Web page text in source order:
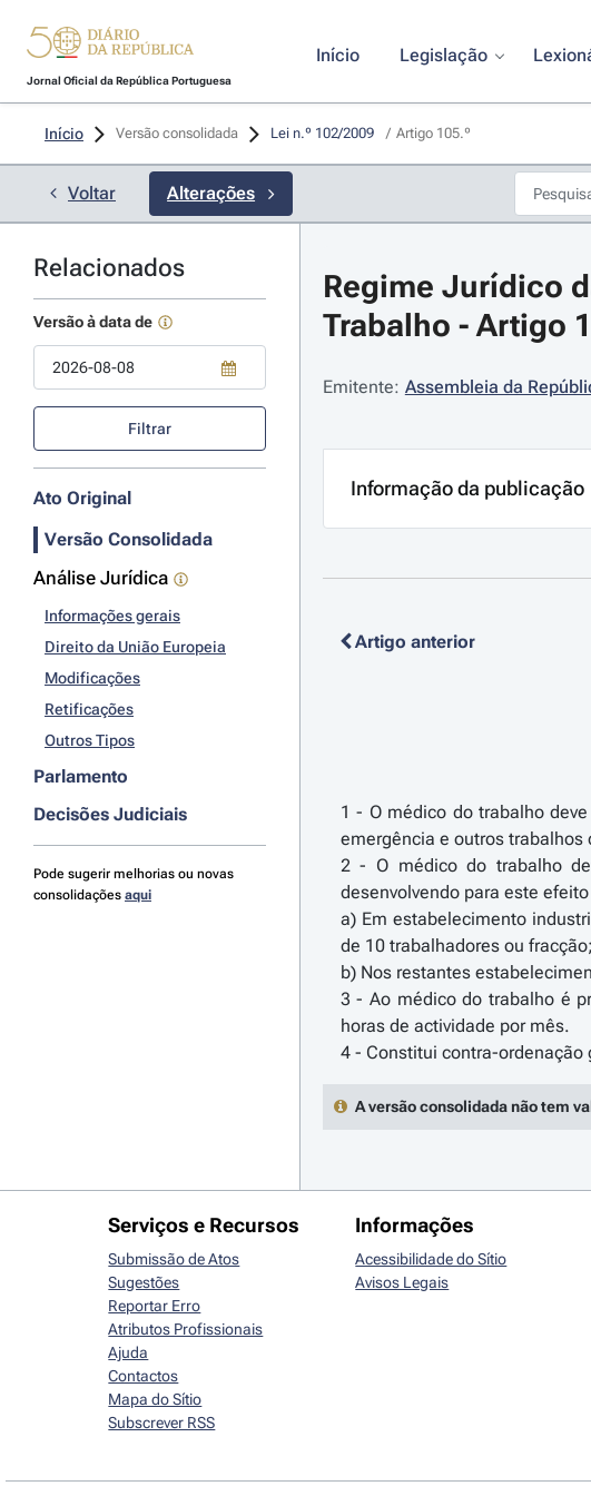
Jornal Oficial da República Portuguesa
Início Legislação
Início Versão consolidada Lei n.º 102/2009 / Artigo 105.º
Voltar Alterações
Relacionados
Versão à data de
Use a tecla de seta para baixo para abrir o calendário; Use as teclas de seta
Filtrar
Ato Original
Versão Consolidada
Análise Jurídica
Informações gerais
Direito da União Europeia
Modificações
Retificações
Outros Tipos
Parlamento
Decisões Judiciais
Pode sugerir melhorias ou novas
consolidações aqui
Regime Jurídico
Trabalho - Artigo
Emitente: Assembleia da
Informação da publicação
Artigo anterior
1 - O médico do trabalho
emergência e outros trabalhos
2 - O médico do trabalho
desenvolvendo para este
a) Em estabelecimento
de 10 trabalhadores ou fracção;
b) Nos restantes
3 - Ao médico do trabalho é
horas de actividade por mês.
A versão consolidada não tem
Serviços e Recursos
Submissão de Atos
Sugestões
Reportar Erro
Atributos Profissionais
Ajuda
Contactos
Mapa do Sítio
Subscrever RSS
Informações
Acessibilidade do Sítio
Avisos Legais